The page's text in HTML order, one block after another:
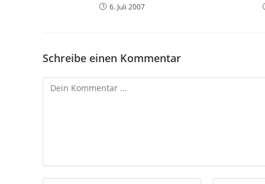
6. Juli 2007
Schreibe einen Kommentar
Kommentieren